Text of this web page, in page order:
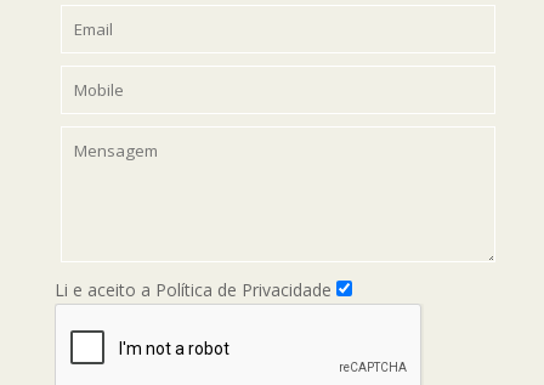
Li e aceito a Política de Privacidade